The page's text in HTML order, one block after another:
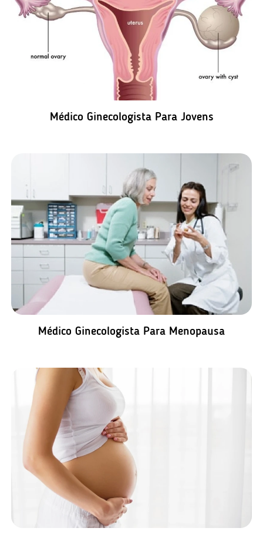
Médico Ginecologista Para Jovens
Médico Ginecologista Para Menopausa